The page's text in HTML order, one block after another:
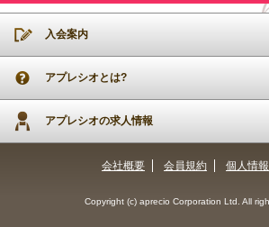
入会案内
アプレシオとは?
アプレシオの求人情報
会社概要 会員規約 個人情
Copyright (c) aprecio Corporation Ltd. All